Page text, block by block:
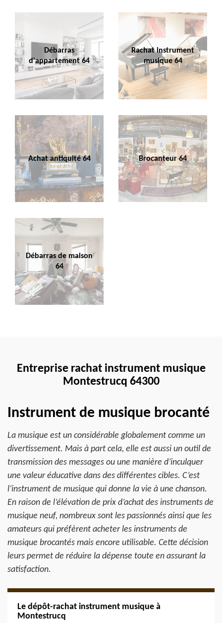
Débarras
d'appartement 64
Rachat instrument
musique 64
Achat antiquité 64 Brocanteur 64
Débarras de maison
64
Entreprise rachat instrument musique
Montestrucq 64300
Instrument de musique brocanté
La musique est un considérable globalement comme un
divertissement. Mais à part cela, elle est aussi un outil de
transmission des messages ou une manière d’inculquer
une valeur éducative dans des différentes cibles. C’est
l‘instrument de musique qui donne la vie à une chanson.
En raison de l’élévation de prix d’achat des instruments de
musique neuf, nombreux sont les passionnés ainsi que les
amateurs qui préfèrent acheter les instruments de
musique brocantés mais encore utilisable. Cette décision
leurs permet de réduire la dépense toute en assurant la
satisfaction.
Le dépôt-rachat instrument musique à
Montestrucq